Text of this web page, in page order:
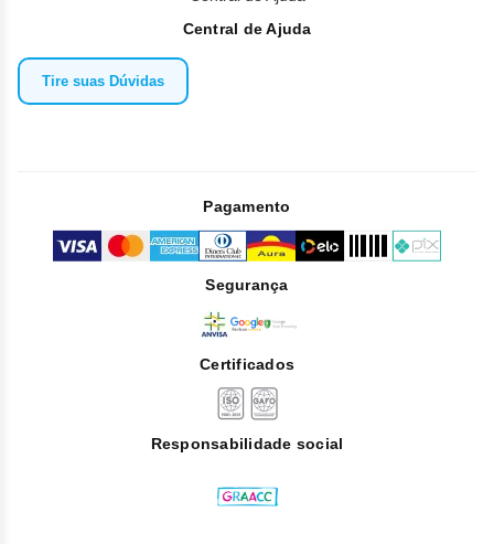
Central de Ajuda
Tire suas Dúvidas
Pagamento
Segurança
Certificados
Responsabilidade social